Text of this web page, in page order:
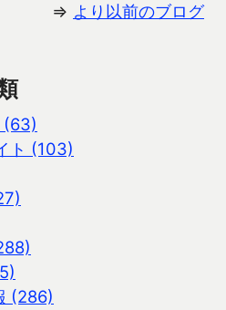
⇒ より以前のブログ
(63)
ト (103)
(286)